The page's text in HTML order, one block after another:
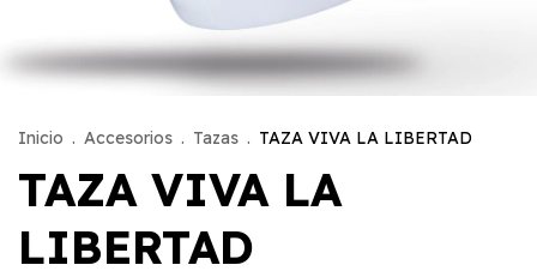
Inicio . Accesorios . Tazas . TAZA VIVA LA LIBERTAD
TAZA VIVA LA
LIBERTAD